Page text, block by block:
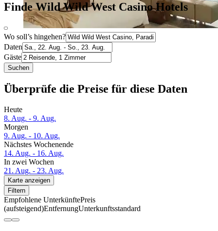
Finde Wild Wild West Casino Hotels
Wo soll’s hingehen?
Daten
Gäste
Suchen
Überprüfe die Preise für diese Daten
Heute
8. Aug. - 9. Aug.
Morgen
9. Aug. - 10. Aug.
Nächstes Wochenende
14. Aug. - 16. Aug.
In zwei Wochen
21. Aug. - 23. Aug.
Karte anzeigen
Filtern
Empfohlene UnterkünftePreis
(aufsteigend)EntfernungUnterkunftsstandard